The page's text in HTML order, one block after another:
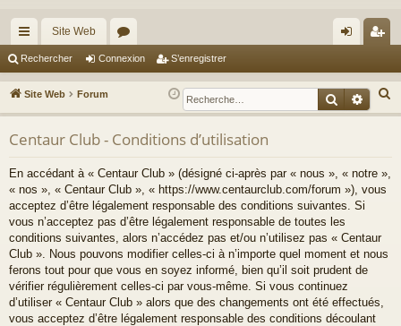
cc
ès
ra
pi
Site Web
or
u
m
s
ne
xi
nr
eg
r
Rechercher Connexion S’enregistrer
Site Web Forum
e
Centaur Club - Conditions d’utilisation
En accédant à « Centaur Club » (désigné ci-après par « nous », « notre »,
« nos », « Centaur Club », « https://www.centaurclub.com/forum »), vous
acceptez d’être légalement responsable des conditions suivantes. Si
vous n’acceptez pas d’être légalement responsable de toutes les
conditions suivantes, alors n’accédez pas et/ou n’utilisez pas « Centaur
Club ». Nous pouvons modifier celles-ci à n’importe quel moment et nous
ferons tout pour que vous en soyez informé, bien qu’il soit prudent de
vérifier régulièrement celles-ci par vous-même. Si vous continuez
d’utiliser « Centaur Club » alors que des changements ont été effectués,
vous acceptez d’être légalement responsable des conditions découlant